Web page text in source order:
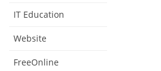
IT Education
Website
FreeOnline